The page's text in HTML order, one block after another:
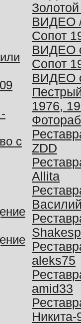
с
ВИДЕО
Сопот
ВИДЕО
Сопот
ВИДЕО
1976,
ZDD
Allita
aleks75
amid33
Никита-